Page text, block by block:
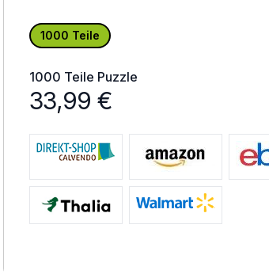
1000 Teile
1000 Teile Puzzle
33,99 €